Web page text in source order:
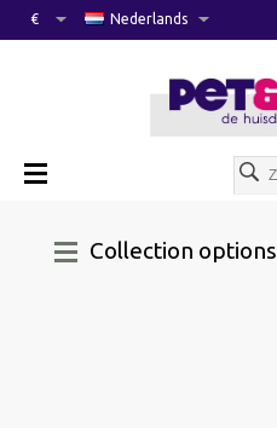
Nederlands
€
Collection options